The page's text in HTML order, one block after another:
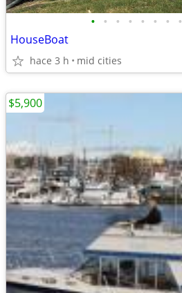
• • • • • • • •
HouseBoat
hace 3 h mid cities
$5,900